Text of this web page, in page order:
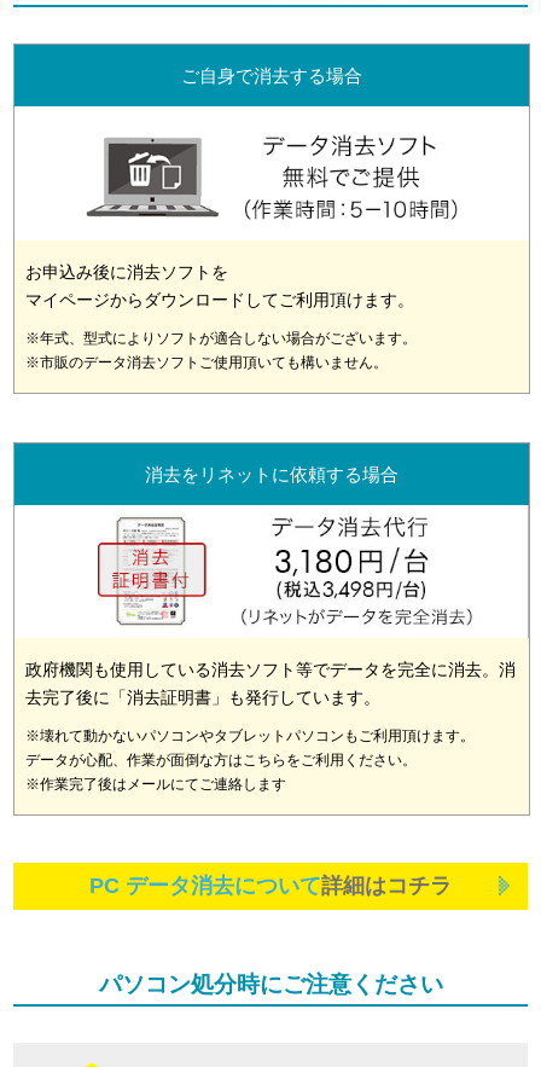
ご自身で消去する場合
お申込み後に消去ソフトを
マイページからダウンロードしてご利用頂けます。
※年式、型式によりソフトが適合しない場合がございます。
※市販のデータ消去ソフトご使用頂いても構いません。
消去をリネットに依頼する場合
政府機関も使用している消去ソフト等でデータを完全に消去。消
去完了後に「消去証明書」も発行しています。
※壊れて動かないパソコンやタブレットパソコンもご利用頂けます。
データが心配、作業が面倒な方はこちらをご利用ください。
※作業完了後はメールにてご連絡します
PC データ消去について詳細はコチラ
パソコン処分時にご注意ください